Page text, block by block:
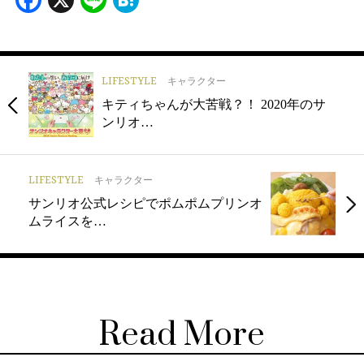
LIFESTYLE キャラクター
キティちゃんが大苦戦？！ 2020年のサ
ンリオ…
LIFESTYLE キャラクター
サンリオ公式レシピでポムポムプリンオ
ムライスを…
Read More